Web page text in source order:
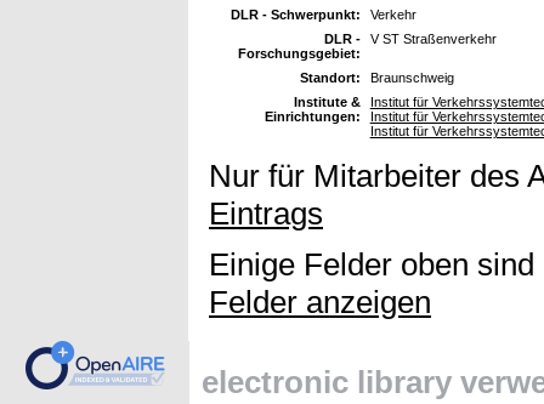
DLR - Schwerpunkt:
Verkehr
DLR -
Forschungsgebiet:
V ST Straßenverkehr
Standort:
Braunschweig
Institute &
Einrichtungen:
Institut für
Institut für
Institut für
Nur für Mitarbeiter des
Eintrags
Einige Felder oben
Felder anzeigen
electronic library